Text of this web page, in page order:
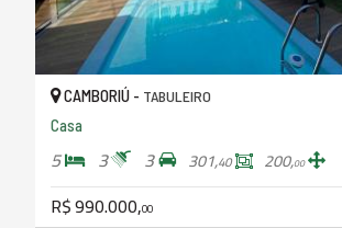
CAMBORIÚ - TABULEIRO
Casa
5 3 3 301,40 200,00
R$ 990.000,00